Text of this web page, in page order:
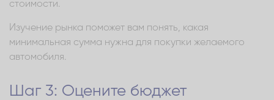
стоимости.
Изучение рынка поможет вам понять, какая
минимальная сумма нужна для покупки желаемого
автомобиля.
Шаг 3: Оцените бюджет